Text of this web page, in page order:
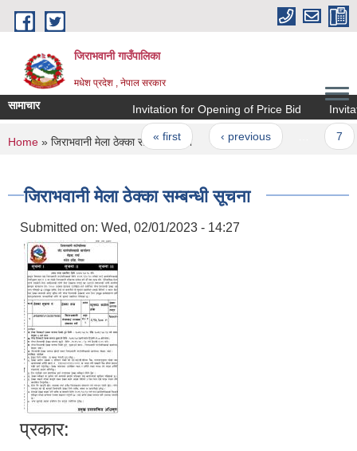
Skip to main content
जिराभवानी गाउँपालिका
मधेश प्रदेश , नेपाल सरकार
सामाचार Invitation for Opening of Price Bid
Pages
« first ‹ previous
You are here
Home » जिराभवानी मेला ठेक्का सम्बन्धी सूचना
जिराभवानी मेला ठेक्का सम्बन्धी सूचना
Submitted on: Wed, 02/01/2023 - 14:27
प्रकार: